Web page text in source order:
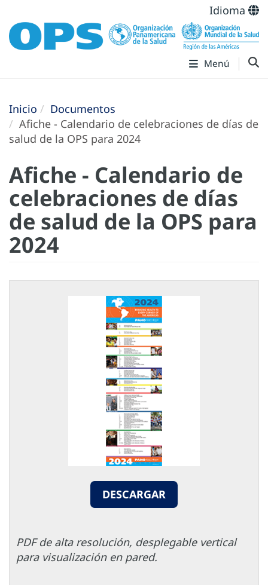
Idioma
Menú
Inicio
Documentos
Afiche - Calendario de celebraciones de días de
salud de la OPS para 2024
Afiche - Calendario de
celebraciones de días
de salud de la OPS para
2024
DESCARGAR
PDF de alta resolución, desplegable vertical
para visualización en pared.